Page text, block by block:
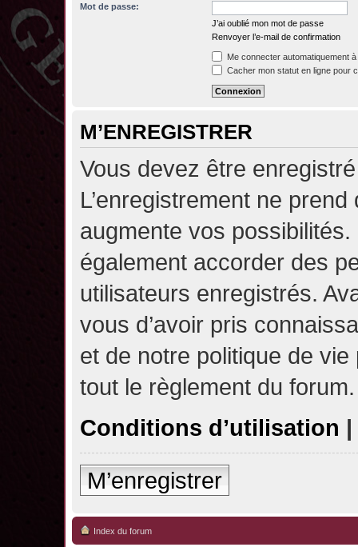
Mot de passe:
J’ai oublié mon mot de passe
Renvoyer l’e-mail de confirmation
Me connecter automatiquement
Cacher mon statut en ligne pour
M’ENREGISTRER
Vous devez être
L’enregistrement ne
augmente vos possibilités.
également accorder des
utilisateurs enregistrés.
vous d’avoir pris
et de notre politique de
tout le règlement du forum.
Conditions d’utilisation |
M’enregistrer
Index du forum